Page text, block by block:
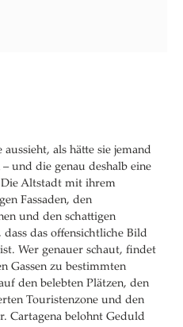
als hätte sie jemand
und die genau deshalb eine
Altstadt mit ihrem
Fassaden, den
und den schattigen
das offensichtliche Bild
Wer genauer schaut, findet
Gassen zu bestimmten
den belebten Plätzen, den
Touristenzone und den
Cartagena belohnt Geduld